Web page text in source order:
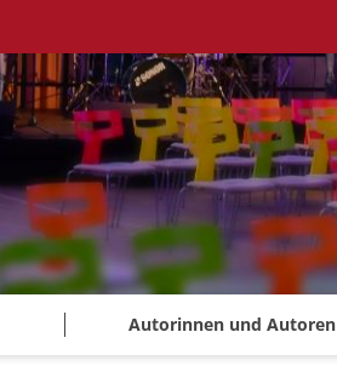
Autorinnen und Autoren